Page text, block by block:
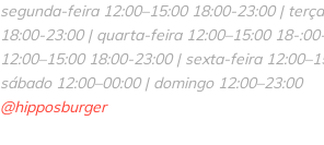
segunda-feira 12:00–15:00 18:00-23:00 |
18:00-23:00 | quarta-feira 12:00–15:00 18-
12:00–15:00 18:00-23:00 | sexta-feira
sábado 12:00–00:00 | domingo 12:00–23:00
@hipposburger